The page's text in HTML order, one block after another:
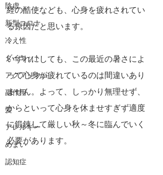
陰虚
新型コロナ
冷え性
ダイエット
アクアリウム
副作用
髪
アレルギー
めまい
認知症
経の酷使なども、心身を疲れされてい
る原因だと思います。
いずれにしても、この最近の暑さによ
って心身が疲れているのは間違いあり
ません。よって、しっかり無理せず、
からといって心身を休ませすぎず適度
に鍛錬して厳しい秋～冬に臨んでいく
必要があります。